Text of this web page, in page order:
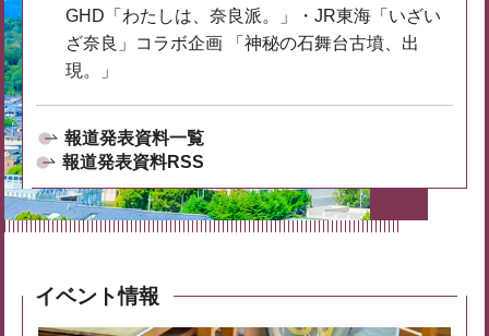
GHD「わたしは、奈良派。」・JR東海「いざい
ざ奈良」コラボ企画 「神秘の石舞台古墳、出
現。」
報道発表資料一覧
報道発表資料RSS
イベント情報